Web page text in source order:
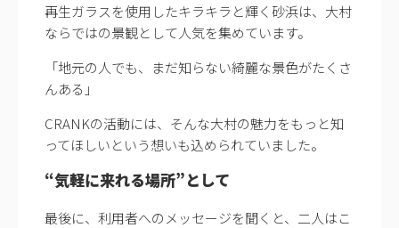
再生ガラスを使用したキラキラと輝く砂浜は、大村
ならではの景観として人気を集めています。
「地元の人でも、まだ知らない綺麗な景色がたくさ
んある」
CRANKの活動には、そんな大村の魅力をもっと知
ってほしいという想いも込められていました。
“気軽に来れる場所”として
最後に、利用者へのメッセージを聞くと、二人はこ